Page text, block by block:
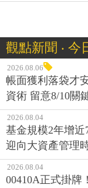
觀點新聞 ‧ 今
2026.08.06
帳面獲利落袋才
資術 留意8/10關
2026.08.04
基金規模2年增
迎向大資產管理
2026.08.04
00410A正式掛牌